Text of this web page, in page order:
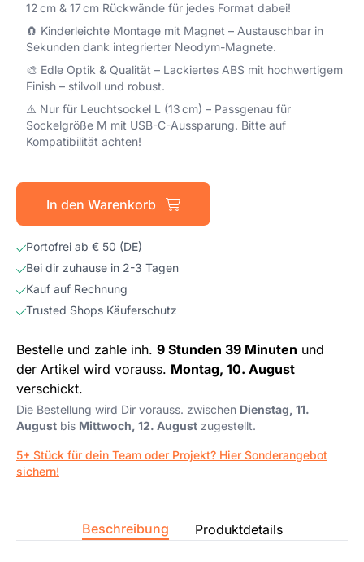
12 cm & 17 cm Rückwände für jedes Format dabei!
🧲 Kinderleichte Montage mit Magnet – Austauschbar in
Sekunden dank integrierter Neodym-Magnete.
🎨 Edle Optik & Qualität – Lackiertes ABS mit hochwertigem
Finish – stilvoll und robust.
⚠️ Nur für Leuchtsockel L (13 cm) – Passgenau für
Sockelgröße M mit USB-C-Aussparung. Bitte auf
Kompatibilität achten!
In den Warenkorb
Portofrei ab € 50 (DE)
Bei dir zuhause in 2-3 Tagen
Kauf auf Rechnung
Trusted Shops Käuferschutz
Bestelle und zahle inh. 9 Stunden 39 Minuten und
der Artikel wird vorauss. Montag, 10. August
verschickt.
Die Bestellung wird Dir vorauss. zwischen Dienstag, 11.
August bis Mittwoch, 12. August zugestellt.
5+ Stück für dein Team oder Projekt? Hier Sonderangebot
sichern!
Beschreibung Produktdetails